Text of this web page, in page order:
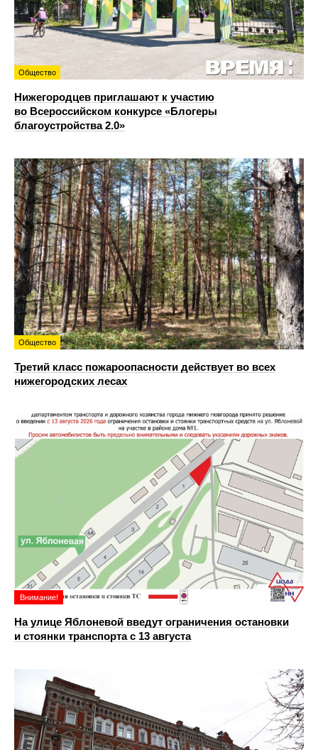
Общество
Нижегородцев приглашают к участию
во Всероссийском конкурсе «Блогеры
благоустройства 2.0»
Общество
Третий класс пожароопасности действует во всех
нижегородских лесах
Внимание!
На улице Яблоневой введут ограничения остановки
и стоянки транспорта с 13 августа